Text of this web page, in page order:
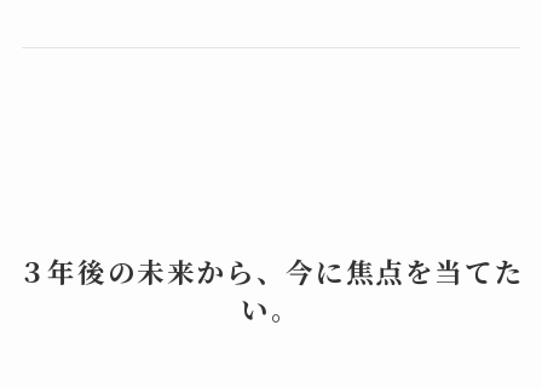
３年後の未来から、今に焦点を当てた
い。